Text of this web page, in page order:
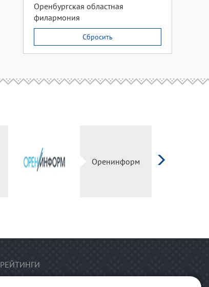
Оренбургская областная
филармония
Сбросить
Оренинформ
РЕЙТИНГИ